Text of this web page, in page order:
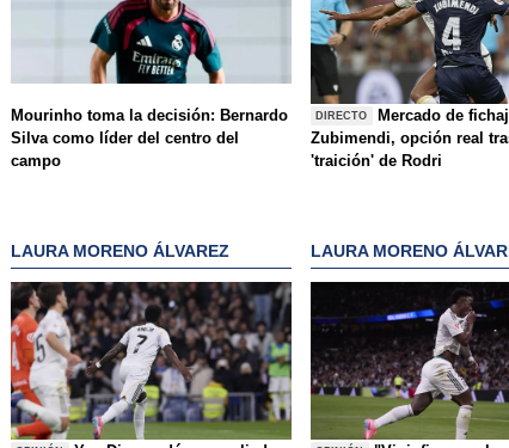
Mourinho toma la decisión: Bernardo
Silva como líder del centro del
campo
DIRECTO
Mercado de
Zubimendi, opción real
'traición' de Rodri
LAURA MORENO ÁLVAREZ LAURA MORENO